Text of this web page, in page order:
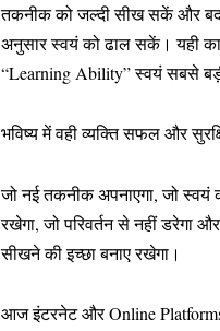
तकनीक को जल्दी सीख सकें और
अनुसार स्वयं को ढाल सकें। यही
“Learning Ability” स्वयं सबसे
भविष्य में वही व्यक्ति सफल और
जो नई तकनीक अपनाएगा, जो स्वयं
रखेगा, जो परिवर्तन से नहीं डरेगा
सीखने की इच्छा बनाए रखेगा।
आज इंटरनेट और Online